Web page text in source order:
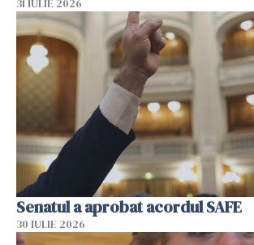
31 IULIE 2026
Senatul a aprobat acordul SAFE
30 IULIE 2026